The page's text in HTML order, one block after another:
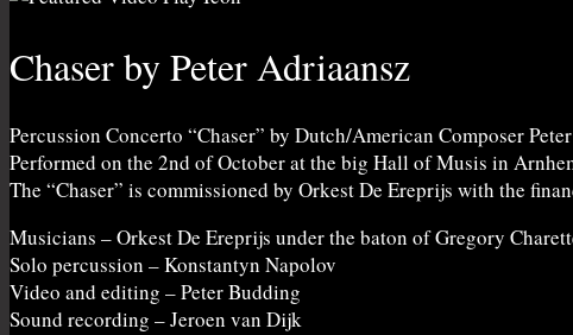
Chaser by Peter Adriaansz
Percussion Concerto “Chaser” by Dutch/American Composer
Performed on the 2nd of October at the big Hall of Musis in
The “Chaser” is commissioned by Orkest De Ereprijs with the
Musicians – Orkest De Ereprijs under the baton of Gregory
Solo percussion – Konstantyn Napolov
Video and editing – Peter Budding
Sound recording – Jeroen van Dijk